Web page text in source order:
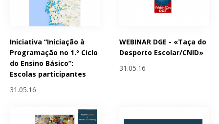
Iniciativa “Iniciação à
Programação no 1.º Ciclo
do Ensino Básico”:
Escolas participantes
31.05.16
WEBINAR DGE - «Taça do
Desporto Escolar/CNID»
31.05.16